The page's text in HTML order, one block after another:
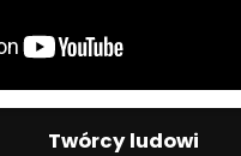
Twórcy ludowi